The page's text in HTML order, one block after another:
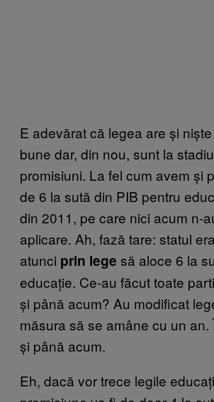
E adevărat că legea are și
bune dar, din nou, sunt la
promisiuni. La fel cum avem și
de 6 la sută din PIB pentru
din 2011, pe care nici acum n-
aplicare. Ah, fază tare: statul
atunci prin lege să aloce 6 la
educație. Ce-au făcut toate
și până acum? Au modificat
măsura să se amâne cu un an.
și până acum.
Eh, dacă vor trece legile